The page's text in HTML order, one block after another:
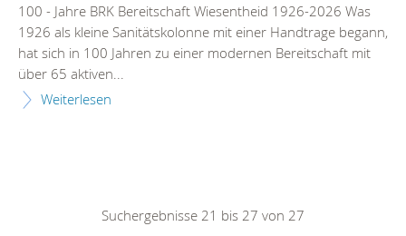
100 - Jahre BRK Bereitschaft Wiesentheid 1926-2026 Was
1926 als kleine Sanitätskolonne mit einer Handtrage begann,
hat sich in 100 Jahren zu einer modernen Bereitschaft mit
über 65 aktiven...
Weiterlesen
Suchergebnisse 21 bis 27 von 27